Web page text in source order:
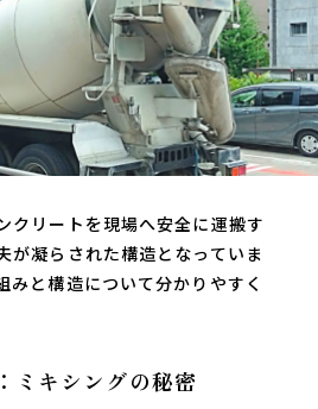
クリートを現場へ安全に運搬す
が凝らされた構造となっていま
みと構造について分かりやすく
ミキシングの秘密